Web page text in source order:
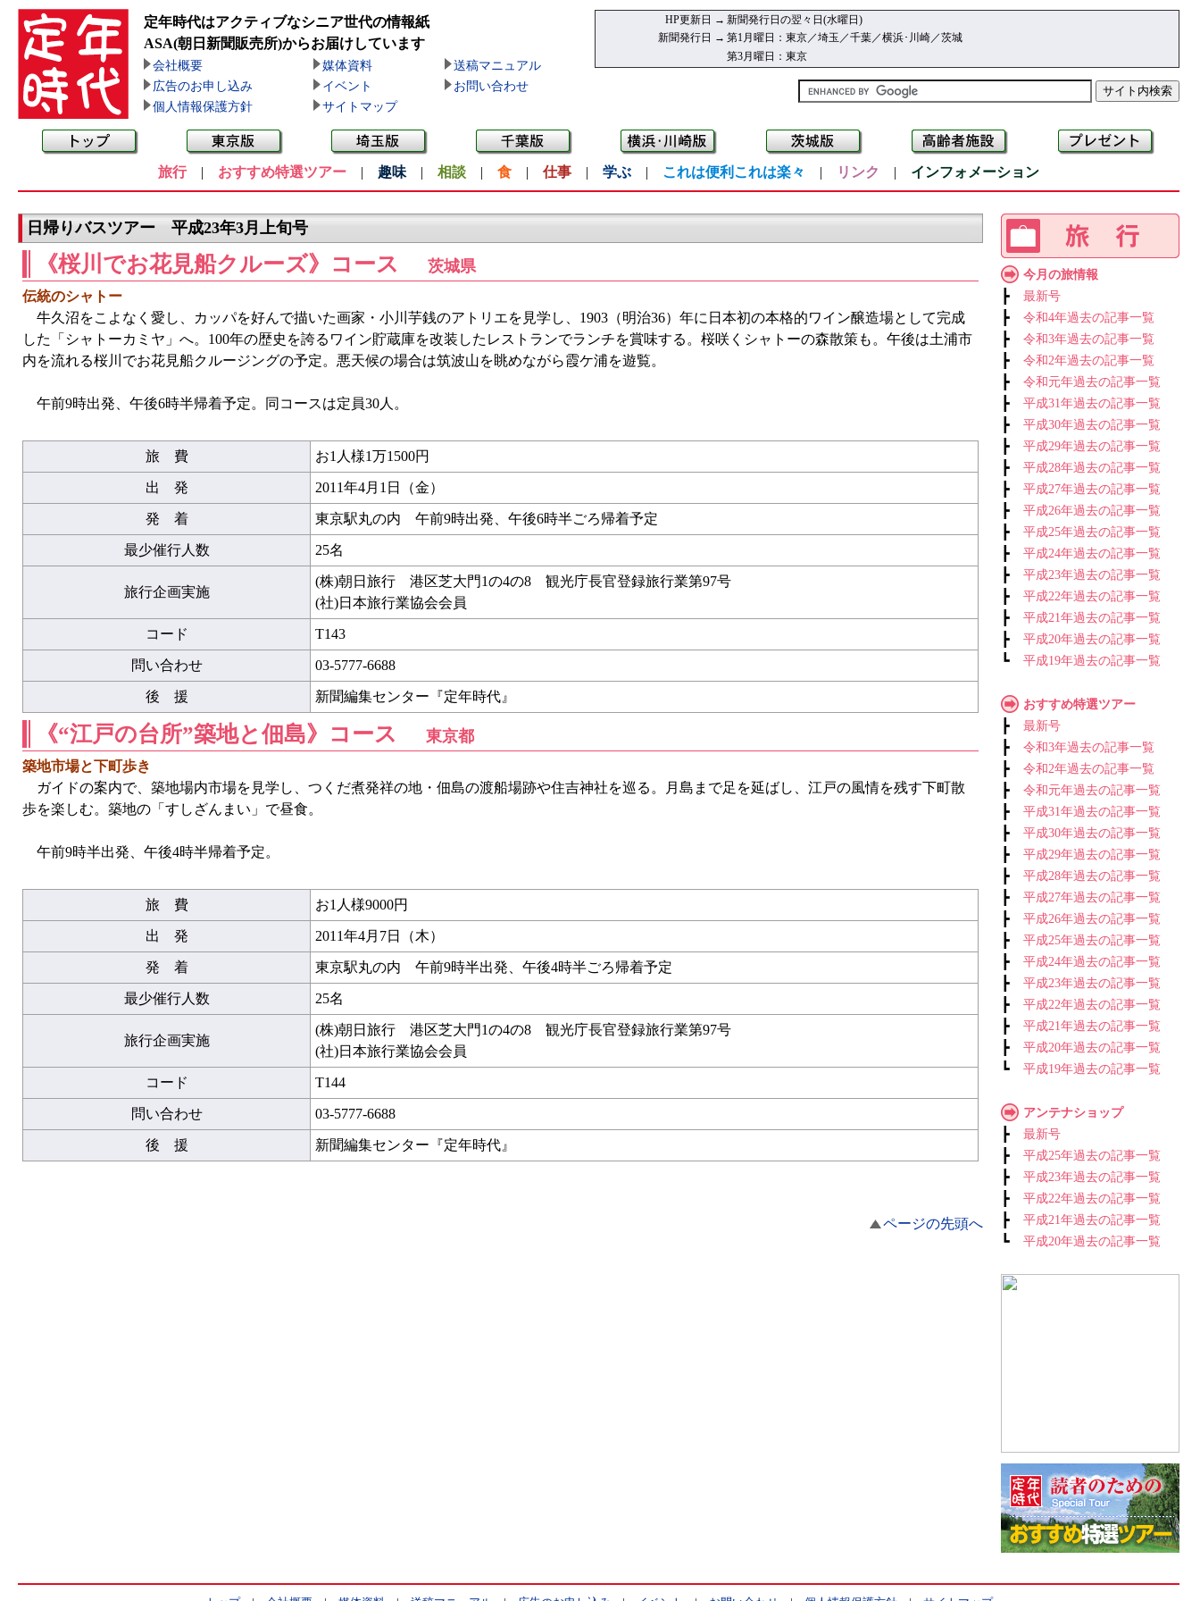
定年時代はアクティブなシニア世代の情報紙
ASA(朝日新聞販売所)からお届けしています
会社概要 媒体資料
送稿マニュアル
広告のお申し込み
イベント
お問い合わせ
個人情報保護方針
サイトマップ
HP更新日 → 新聞発行日の翌々日(水曜日)
新聞発行日 → 第1月曜日：東京／埼玉／千葉／横浜･川崎／茨城
第3月曜日：東京
旅行| おすすめ特選ツアー | 趣味 | 相談 | 食 | 仕事 | 学ぶ | これは便利これは楽々 | リンク | インフォメーション
日帰りバスツアー 平成23年3月上旬号
《桜川でお花見船クルーズ》コース 茨城県
伝統のシャトー
牛久沼をこよなく愛し、カッパを好んで描いた画家・小川芋銭のアトリエを見学し、1903（明治36）年に日本初の本格的ワイン醸造場として完成
した「シャトーカミヤ」へ。100年の歴史を誇るワイン貯蔵庫を改装したレストランでランチを賞味する。桜咲くシャトーの森散策も。午後は土浦市
内を流れる桜川でお花見船クルージングの予定。悪天候の場合は筑波山を眺めながら霞ケ浦を遊覧。
午前9時出発、午後6時半帰着予定。同コースは定員30人。
旅 費 お1人様1万1500円
出 発 2011年4月1日（金）
発 着 東京駅丸の内 午前9時出発、午後6時半ごろ帰着予定
最少催行人数 25名
旅行企画実施
(株)朝日旅行 港区芝大門1の4の8 観光庁長官登録旅行業第97号
(社)日本旅行業協会会員
コード T143
問い合わせ 03-5777-6688
後 援 新聞編集センター『定年時代』
《“江戸の台所”築地と佃島》コース 東京都
築地市場と下町歩き
ガイドの案内で、築地場内市場を見学し、つくだ煮発祥の地・佃島の渡船場跡や住吉神社を巡る。月島まで足を延ばし、江戸の風情を残す下町散
歩を楽しむ。築地の「すしざんまい」で昼食。
午前9時半出発、午後4時半帰着予定。
旅 費 お1人様9000円
出 発 2011年4月7日（木）
発 着 東京駅丸の内 午前9時半出発、午後4時半ごろ帰着予定
最少催行人数 25名
旅行企画実施
(株)朝日旅行 港区芝大門1の4の8 観光庁長官登録旅行業第97号
(社)日本旅行業協会会員
コード T144
問い合わせ 03-5777-6688
後 援 新聞編集センター『定年時代』
ページの先頭へ
今月の旅情報
┣ 最新号
┣ 令和4年過去の記事一覧
┣ 令和3年過去の記事一覧
┣ 令和2年過去の記事一覧
┣ 令和元年過去の記事一覧
┣ 平成31年過去の記事一覧
┣ 平成30年過去の記事一覧
┣ 平成29年過去の記事一覧
┣ 平成28年過去の記事一覧
┣ 平成27年過去の記事一覧
┣ 平成26年過去の記事一覧
┣ 平成25年過去の記事一覧
┣ 平成24年過去の記事一覧
┣ 平成23年過去の記事一覧
┣ 平成22年過去の記事一覧
┣ 平成21年過去の記事一覧
┣ 平成20年過去の記事一覧
┗ 平成19年過去の記事一覧
おすすめ特選ツアー
┣ 最新号
┣ 令和3年過去の記事一覧
┣ 令和2年過去の記事一覧
┣ 令和元年過去の記事一覧
┣ 平成31年過去の記事一覧
┣ 平成30年過去の記事一覧
┣ 平成29年過去の記事一覧
┣ 平成28年過去の記事一覧
┣ 平成27年過去の記事一覧
┣ 平成26年過去の記事一覧
┣ 平成25年過去の記事一覧
┣ 平成24年過去の記事一覧
┣ 平成23年過去の記事一覧
┣ 平成22年過去の記事一覧
┣ 平成21年過去の記事一覧
┣ 平成20年過去の記事一覧
┗ 平成19年過去の記事一覧
アンテナショップ
┣ 最新号
┣ 平成25年過去の記事一覧
┣ 平成23年過去の記事一覧
┣ 平成22年過去の記事一覧
┣ 平成21年過去の記事一覧
┗ 平成20年過去の記事一覧